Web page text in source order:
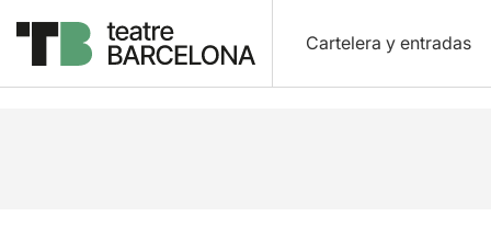
Cartelera y entradas